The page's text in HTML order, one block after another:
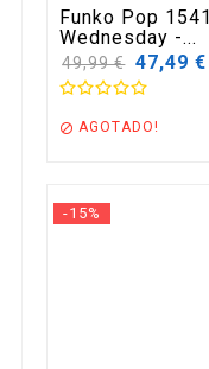
Funko Pop 1541
Wednesday -...
Precio
base
49,99 € 47,49 €
 AGOTADO!
-15%